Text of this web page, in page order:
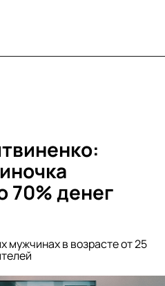
70% денег
мужчинах в возрасте от 25